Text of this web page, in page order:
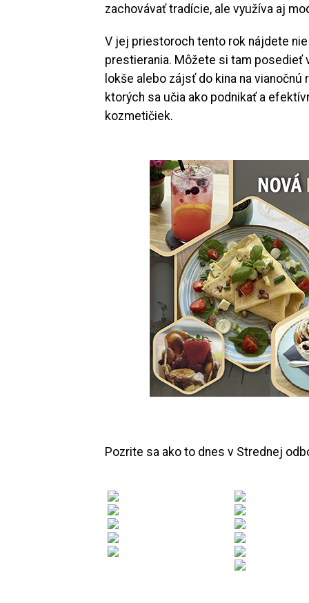
zachovávať tradície, ale využíva aj
V jej priestoroch tento rok nájdete
prestierania. Môžete si tam
lokše alebo zájsť do kina na
ktorých sa učia ako podnikať a
kozmetičiek.
Pozrite sa ako to dnes v Strednej